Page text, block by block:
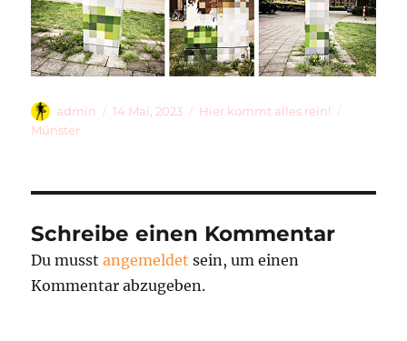
Autor
admin
Veröffentlicht
14 Mai, 2023 Kategorien
Hier kommt alles rein!
Münster
Schreibe einen Kommentar
Du musstangemeldet sein, um einen
Kommentar abzugeben.